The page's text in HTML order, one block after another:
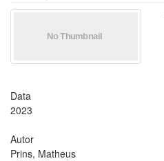
Data
2023
Autor
Prins, Matheus